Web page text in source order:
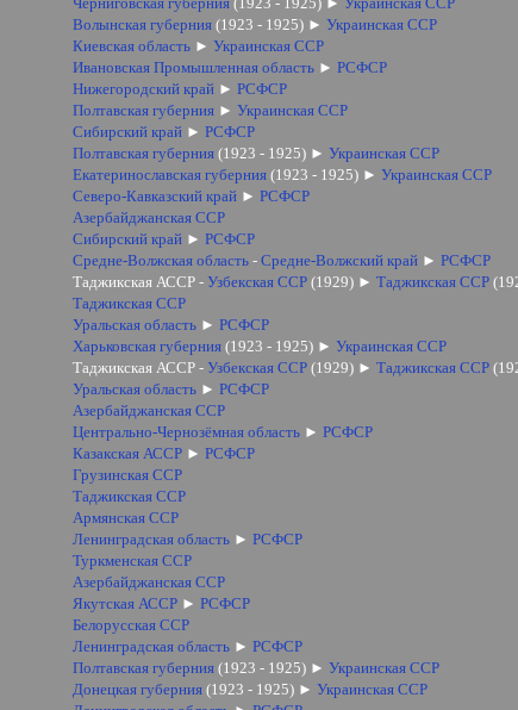
Волынская губерния (1923 - 1925) ► Украинская ССР
Киевская область ► Украинская ССР
Ивановская Промышленная область ► РСФСР
Нижегородский край ► РСФСР
Полтавская губерния ► Украинская ССР
Сибирский край ► РСФСР
Полтавская губерния (1923 - 1925) ► Украинская ССР
Екатеринославская губерния (1923 - 1925) ► Украинская ССР
Северо-Кавказский край ► РСФСР
Азербайджанская ССР
Сибирский край ► РСФСР
Средне-Волжская область -Средне-Волжский край ► РСФСР
Таджикская АССР -Узбекская ССР (1929) ► Таджикская ССР
Таджикская ССР
Уральская область ► РСФСР
Харьковская губерния (1923 - 1925) ► Украинская ССР
Таджикская АССР -Узбекская ССР (1929) ► Таджикская ССР
Уральская область ► РСФСР
Азербайджанская ССР
Центрально-Чернозёмная область ► РСФСР
Казакская АССР ► РСФСР
Грузинская ССР
Таджикская ССР
Армянская ССР
Ленинградская область ► РСФСР
Туркменская ССР
Азербайджанская ССР
Якутская АССР ► РСФСР
Белорусская ССР
Ленинградская область ► РСФСР
Полтавская губерния (1923 - 1925) ► Украинская ССР
Донецкая губерния (1923 - 1925) ► Украинская ССР